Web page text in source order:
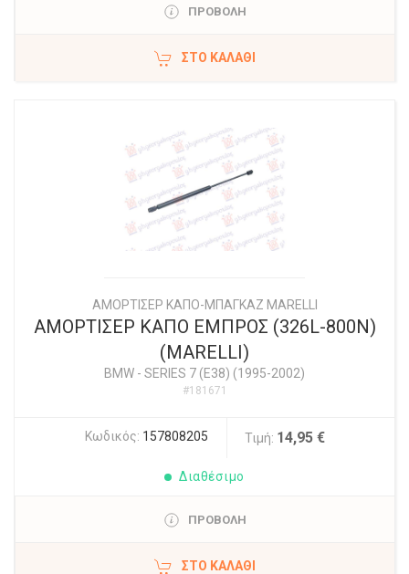
ΠΡΟΒΟΛΗ
ΣΤΟ ΚΑΛΆΘΙ
ΑΜΟΡΤΙΣΕΡ ΚΑΠΟ-ΜΠΑΓΚΑΖ MARELLI
ΑΜΟΡΤΙΣΕΡ ΚΑΠΟ ΕΜΠΡΟΣ (326L-800N)
(MARELLI)
BMW - SERIES 7 (E38) (1995-2002)
#181671
Κωδικός: 157808205 Τιμή: 14,95 €
Διαθέσιμο
ΠΡΟΒΟΛΗ
ΣΤΟ ΚΑΛΆΘΙ